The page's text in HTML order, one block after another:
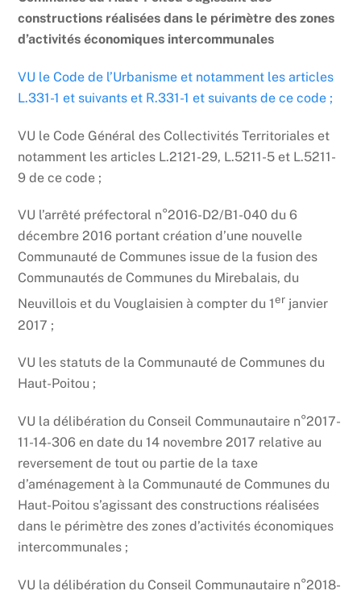
constructions réalisées dans le périmètre des zones
d’activités économiques intercommunales
VU le Code de l’Urbanisme et notamment les articles
L.331-1 et suivants et R.331-1 et suivants de ce code ;
VU le Code Général des Collectivités Territoriales et
notamment les articles L.2121-29, L.5211-5 et L.5211-
9 de ce code ;
VU l’arrêté préfectoral n°2016-D2/B1-040 du 6
décembre 2016 portant création d’une nouvelle
Communauté de Communes issue de la fusion des
Communautés de Communes du Mirebalais, du
Neuvillois et du Vouglaisien à compter du 1er janvier
2017 ;
VU les statuts de la Communauté de Communes du
Haut-Poitou ;
VU la délibération du Conseil Communautaire n°2017-
11-14-306 en date du 14 novembre 2017 relative au
reversement de tout ou partie de la taxe
d’aménagement à la Communauté de Communes du
Haut-Poitou s’agissant des constructions réalisées
dans le périmètre des zones d’activités économiques
intercommunales ;
VU la délibération du Conseil Communautaire n°2018-